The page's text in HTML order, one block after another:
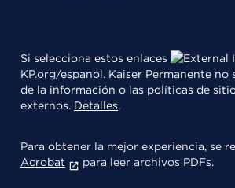
Si selecciona estos enlaces
KP.org/espanol. Kaiser Permanente no
de la información o las políticas de
externos. Detalles.
Para obtener la mejor experiencia, se
Acrobat
para leer archivos PDFs.